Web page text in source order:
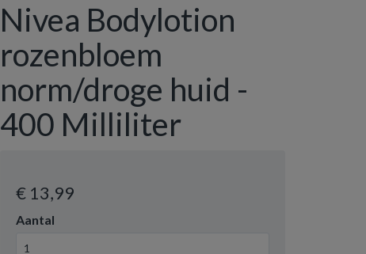
Nivea Bodylotion
rozenbloem
norm/droge huid -
400 Milliliter
€ 13,99
Aantal